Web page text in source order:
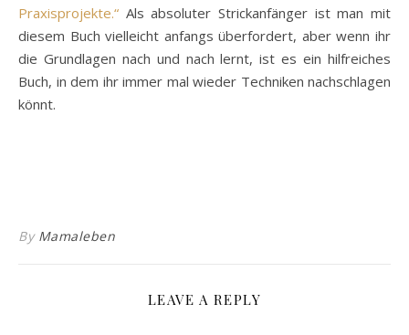
Praxisprojekte.“ Als absoluter Strickanfänger ist man mit
diesem Buch vielleicht anfangs überfordert, aber wenn ihr
die Grundlagen nach und nach lernt, ist es ein hilfreiches
Buch, in dem ihr immer mal wieder Techniken nachschlagen
könnt.
By Mamaleben
LEAVE A REPLY